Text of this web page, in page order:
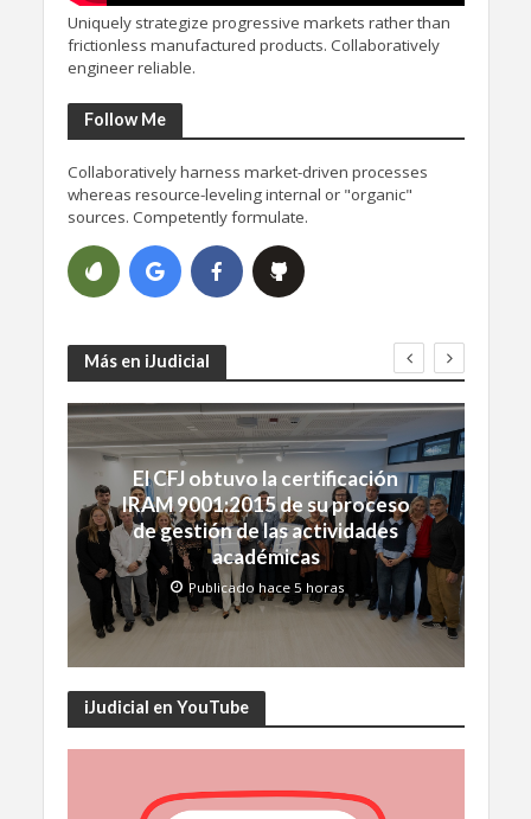
Uniquely strategize progressive markets rather than
frictionless manufactured products. Collaboratively
engineer reliable.
Follow Me
Collaboratively harness market-driven processes
whereas resource-leveling internal or "organic"
sources. Competently formulate.
Más en iJudicial
El CFJ obtuvo la certificación
IRAM 9001:2015 de su proceso
de gestión de las actividades
académicas
Publicado hace 5 horas
iJudicial en YouTube